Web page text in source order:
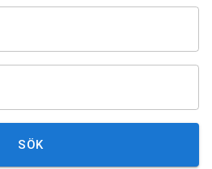
SÖK